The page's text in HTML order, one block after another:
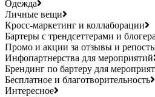
Одежда
Личные вещи
Кросс-маркетинг и коллаборации
Бартеры с трендсеттерами и
Промо и акции за отзывы и
Инфопартнерства для мероприятий
Брендинг по бартеру для
Бесплатное и благотворительность
Интересное